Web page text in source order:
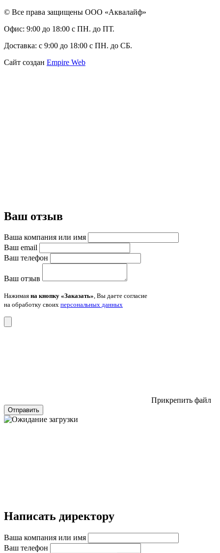
© Все права защищены ООО «Аквалайф»
Офис: 9:00 до 18:00 с ПН. до ПТ.
Доставка: с 9:00 до 18:00 с ПН. до СБ.
Сайт создан Empire Web
Ваш отзыв
Ваша компания или имя
Ваш email
Ваш телефон
Ваш отзыв
Нажимая на кнопку «Заказать», Вы даете согласие
на обработку своих персональных данных
Прикрепить файл
Отправить
Написать директору
Ваша компания или имя
Ваш телефон